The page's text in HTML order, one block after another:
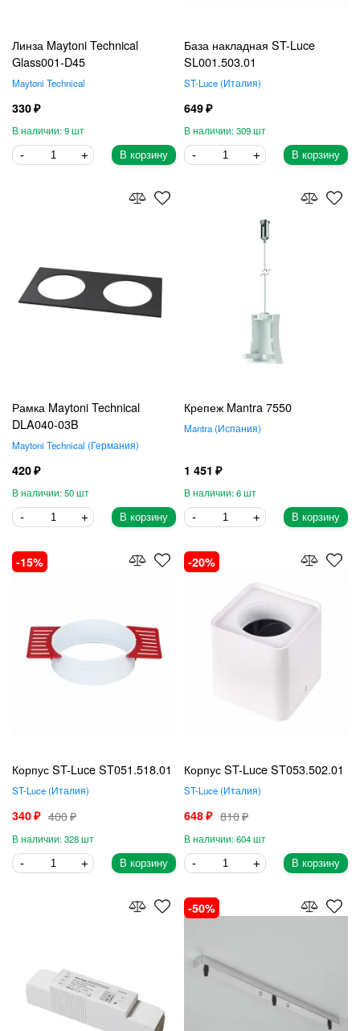
Линза Maytoni Technical
Glass001-D45
Maytoni Technical
330
9
В корзину
База накладная ST-Luce
SL001.503.01
ST-Luce Италия
649
309
В корзину
Рамка Maytoni Technical
DLA040-03B
Maytoni Technical Германия
420
50
В корзину
Крепеж Mantra 7550
Mantra Испания
1 451
6
В корзину
Корпус ST-Luce ST051.518.01
ST-Luce Италия
340 400
328
В корзину
15
Корпус ST-Luce ST053.502.01
ST-Luce Италия
648 810
604
В корзину
20
50